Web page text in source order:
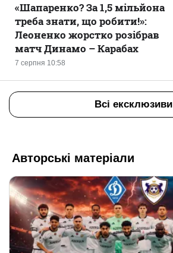
7 серпня 10:58
«Шапаренко? За 1,5 мільйона
треба знати, що робити!»:
Леоненко жорстко розібрав
матч Динамо – Карабах
Всі ексклюзиви
Авторські матеріали